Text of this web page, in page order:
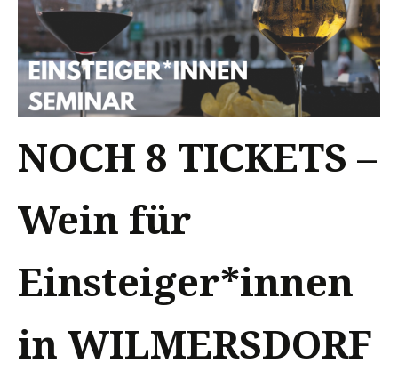
NOCH 8 TICKETS –
Wein für
Einsteiger*innen
in WILMERSDORF